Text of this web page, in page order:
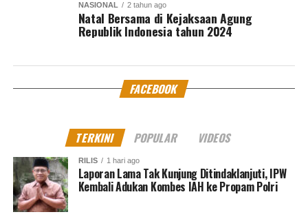
NASIONAL 2 tahun ago
Natal Bersama di Kejaksaan Agung
Republik Indonesia tahun 2024
FACEBOOK
TERKINI POPULAR VIDEOS
RILIS 1 hari ago
Laporan Lama Tak Kunjung Ditindaklanjuti, IPW
Kembali Adukan Kombes IAH ke Propam Polri